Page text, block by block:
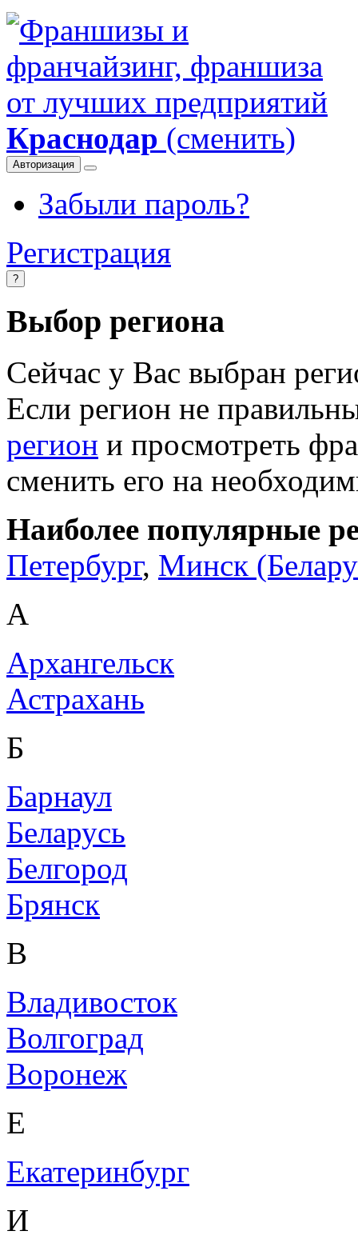
Краснодар (сменить)
Авторизация
Забыли пароль?
Регистрация
?
Выбор региона
Сейчас у Вас выбран
Если регион не
регион и просмотреть
сменить его на
Наиболее популярные
Петербург, Минск
А
Архангельск
Астрахань
Б
Барнаул
Беларусь
Белгород
Брянск
В
Владивосток
Волгоград
Воронеж
Е
Екатеринбург
И